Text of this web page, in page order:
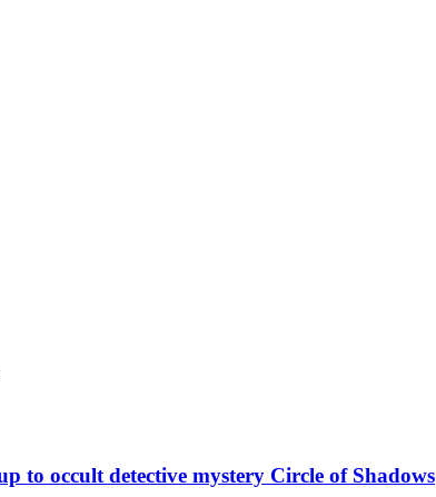
to occult detective mystery Circle of Shadows